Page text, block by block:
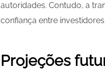
autoridades. Contudo, a
confiança entre
Projeções